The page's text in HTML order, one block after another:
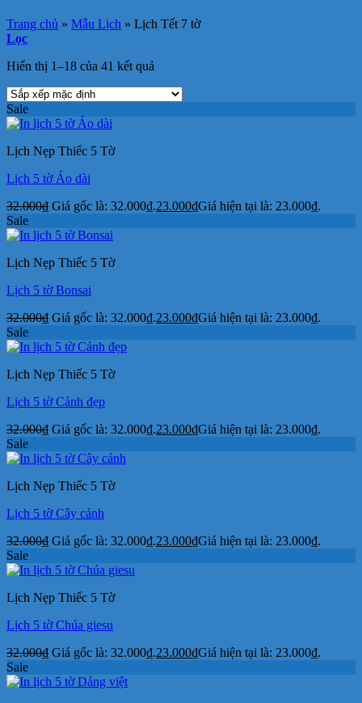
Trang chủ » Mẫu Lịch » Lịch Tết 7 tờ
Lọc
Hiển thị 1–18 của 41 kết quả
Sale
Lịch Nẹp Thiếc 5 Tờ
Lịch 5 tờ Áo dài
32.000₫ Giá gốc là: 32.000₫.23.000₫Giá hiện tại là: 23.000₫.
Sale
Lịch Nẹp Thiếc 5 Tờ
Lịch 5 tờ Bonsai
32.000₫ Giá gốc là: 32.000₫.23.000₫Giá hiện tại là: 23.000₫.
Sale
Lịch Nẹp Thiếc 5 Tờ
Lịch 5 tờ Cảnh đẹp
32.000₫ Giá gốc là: 32.000₫.23.000₫Giá hiện tại là: 23.000₫.
Sale
Lịch Nẹp Thiếc 5 Tờ
Lịch 5 tờ Cây cảnh
32.000₫ Giá gốc là: 32.000₫.23.000₫Giá hiện tại là: 23.000₫.
Sale
Lịch Nẹp Thiếc 5 Tờ
Lịch 5 tờ Chúa giesu
32.000₫ Giá gốc là: 32.000₫.23.000₫Giá hiện tại là: 23.000₫.
Sale